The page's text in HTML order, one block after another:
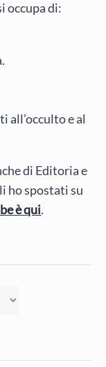
occupa di:
all’occulto e al
di Editoria e
ho spostati su
è qui.